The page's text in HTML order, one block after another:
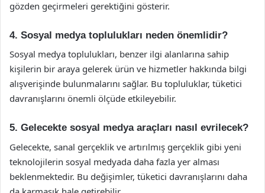
gözden geçirmeleri gerektiğini gösterir.
4. Sosyal medya toplulukları neden önemlidir?
Sosyal medya toplulukları, benzer ilgi alanlarına sahip
kişilerin bir araya gelerek ürün ve hizmetler hakkında bilgi
alışverişinde bulunmalarını sağlar. Bu topluluklar, tüketici
davranışlarını önemli ölçüde etkileyebilir.
5. Gelecekte sosyal medya araçları nasıl evrilecek?
Gelecekte, sanal gerçeklik ve artırılmış gerçeklik gibi yeni
teknolojilerin sosyal medyada daha fazla yer alması
beklenmektedir. Bu değişimler, tüketici davranışlarını daha